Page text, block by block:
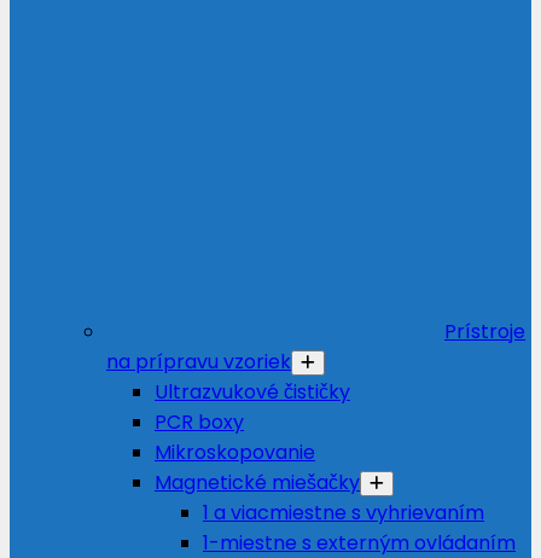
Prístroje
na prípravu vzoriek
Ultrazvukové čističky
PCR boxy
Mikroskopovanie
Magnetické miešačky
1 a viacmiestne s vyhrievaním
1-miestne s externým ovládaním